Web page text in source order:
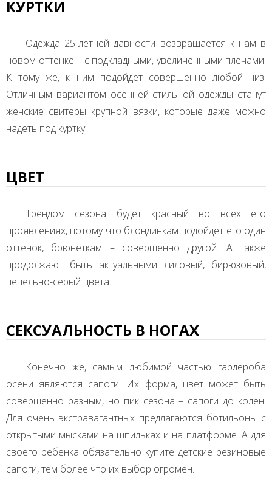
КУРТКИ
Одежда 25-летней давности возвращается к нам в
новом оттенке – с подкладными, увеличенными плечами.
К тому же, к ним подойдет совершенно любой низ.
Отличным вариантом осенней стильной одежды станут
женские свитеры крупной вязки, которые даже можно
надеть под куртку.
ЦВЕТ
Трендом сезона будет красный во всех его
проявлениях, потому что блондинкам подойдет его один
оттенок, брюнеткам – совершенно другой. А также
продолжают быть актуальными лиловый, бирюзовый,
пепельно-серый цвета.
СЕКСУАЛЬНОСТЬ В НОГАХ
Конечно же, самым любимой частью гардероба
осени являются сапоги. Их форма, цвет может быть
совершенно разным, но пик сезона – сапоги до колен.
Для очень экстравагантных предлагаются ботильоны с
открытыми мысками на шпильках и на платформе. А для
своего ребенка обязательно купите детские резиновые
сапоги, тем более что их выбор огромен.